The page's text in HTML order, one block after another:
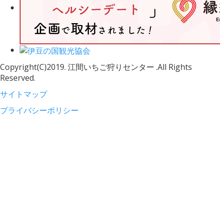
Copyright(C)2019. 江間いちご狩りセンター .All Rights
Reserved.
サイトマップ
プライバシーポリシー